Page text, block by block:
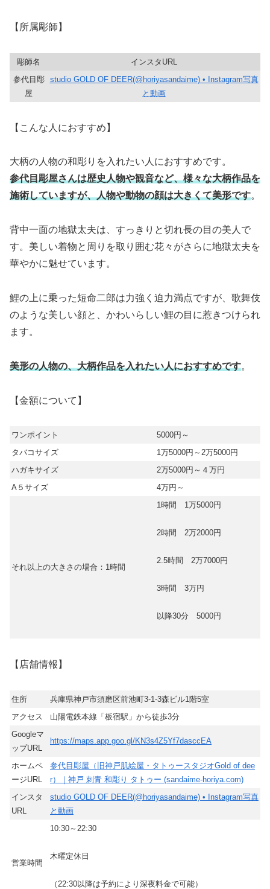
【所属彫師】
彫師名
インスタURL
参代目彫
屋
studio GOLD OF DEER(@horiyasandaime) • Instagram写真
と動画
【こんな人におすすめ】
大柄の人物の和彫りを入れたい人におすすめです。
参代目彫屋さんは歴史人物や観音など、様々な大柄作品を
施術していますが、人物や動物の顔は大きくて美形です。
背中一面の地獄太夫は、すっきりと切れ長の目の美人で
す。美しい着物と周りを取り囲む花々がさらに地獄太夫を
華やかに魅せています。
鯉の上に乗った短命二郎は力強く迫力満点ですが、歌舞伎
のような美しい顔と、かわいらしい鯉の目に惹きつけられ
ます。
美形の人物の、大柄作品を入れたい人におすすめです。
【金額について】
ワンポイント
5000円～
タバコサイズ
1万5000円～2万5000円
ハガキサイズ
2万5000円～４万円
A５サイズ
4万円～
それ以上の大きさの場合：1時間
1時間 1万5000円
2時間 2万2000円
2.5時間 2万7000円
3時間 3万円
以降30分 5000円
【店舗情報】
住所
兵庫県神戸市須磨区前池町3-1-3森ビル1階5室
アクセス
山陽電鉄本線「板宿駅」から徒歩3分
Googleマ
ップURL
https://maps.app.goo.gl/KN3s4Z5Yf7dasccEA
ホームペ
ージURL
参代目彫屋（旧神戸肌絵屋・タトゥースタジオGold of dee
r）｜神戸 刺青 和彫り タトゥー (sandaime-horiya.com)
インスタ
URL
studio GOLD OF DEER(@horiyasandaime) • Instagram写真
と動画
営業時間
10:30～22:30
木曜定休日
（22:30以降は予約により深夜料金で可能）